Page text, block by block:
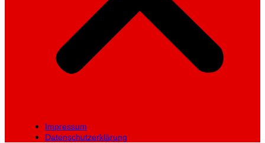
Impressum
Datenschutzerklärung